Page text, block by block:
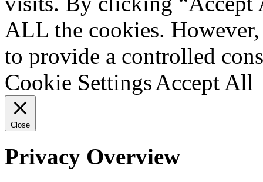
ALL the cookies.
to provide a controlled
Cookie Settings Accept All
Close
Privacy Overview